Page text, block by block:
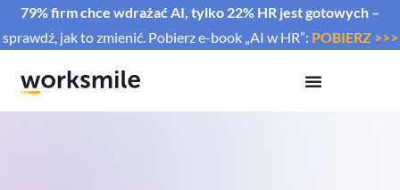
79% firm chce wdrażać AI, tylko 22% HR jest gotowych –
sprawdź, jak to zmienić. Pobierz e-book „AI w HR”: POBIERZ >>>